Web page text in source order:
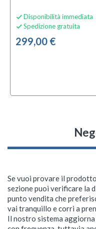
 Disponibilità immediata
 Spedizione gratuita
299,00 €
Se vuoi provare il
sezione puoi verificare la
punto vendita che
vai tranquillo e corri a
Il nostro sistema